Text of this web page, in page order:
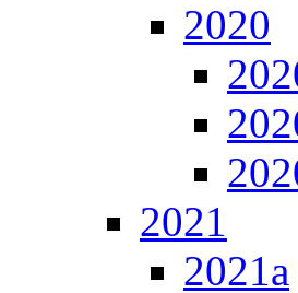
2020
2021
2021a